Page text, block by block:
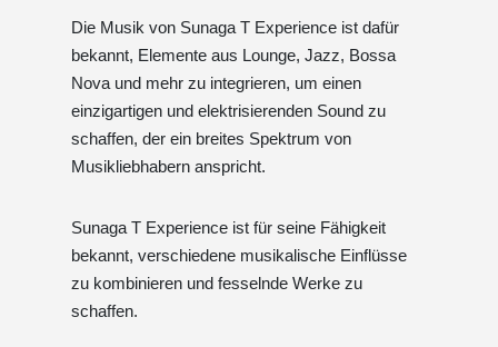
Die Musik von Sunaga T Experience ist dafür
bekannt, Elemente aus Lounge, Jazz, Bossa
Nova und mehr zu integrieren, um einen
einzigartigen und elektrisierenden Sound zu
schaffen, der ein breites Spektrum von
Musikliebhabern anspricht.
Sunaga T Experience ist für seine Fähigkeit
bekannt, verschiedene musikalische Einflüsse
zu kombinieren und fesselnde Werke zu
schaffen.